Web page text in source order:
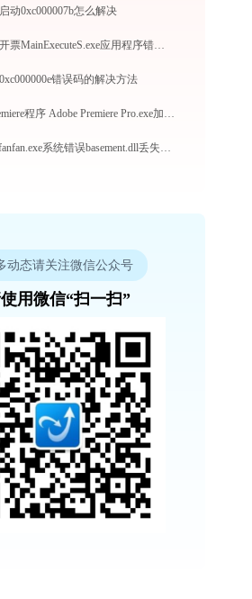
动0xc000007b怎么解决
税控发票开票MainExecuteS.exe应用程序错误0xc000000d解决方法
错误码的解决方法
Adobe premiere程序 Adobe Premiere Pro.exe加载boost_filesystem.dll文件丢失处理办法
爱番番 aifanfan.exe系统错误basement.dll丢失如何解决
动态请关注微信公众号
用微信“扫一扫”